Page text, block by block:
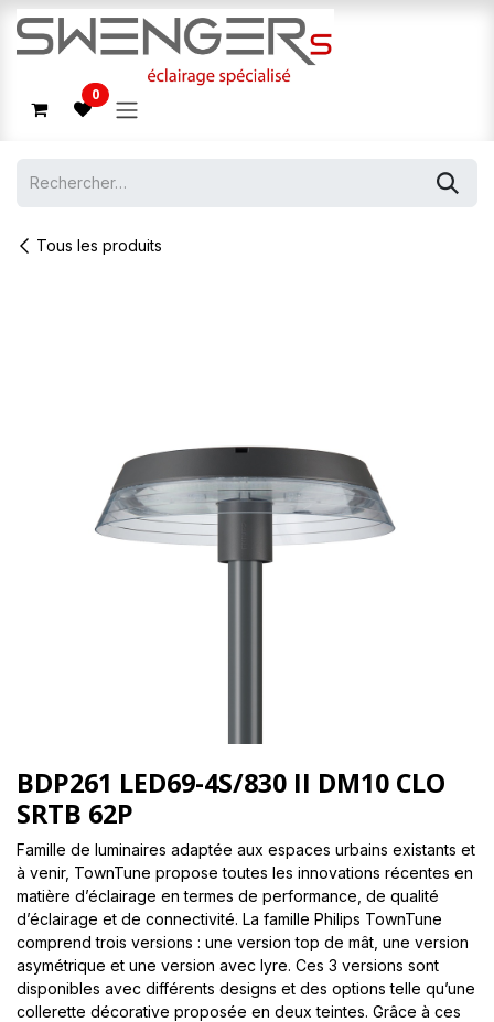
Se rendre au contenu
0
Tous les produits
BDP261 LED69-4S/830 II DM10 CLO
SRTB 62P
Famille de luminaires adaptée aux espaces urbains existants et
à venir, TownTune propose toutes les innovations récentes en
matière d’éclairage en termes de performance, de qualité
d’éclairage et de connectivité. La famille Philips TownTune
comprend trois versions : une version top de mât, une version
asymétrique et une version avec lyre. Ces 3 versions sont
disponibles avec différents designs et des options telle qu’une
collerette décorative proposée en deux teintes. Grâce à ces